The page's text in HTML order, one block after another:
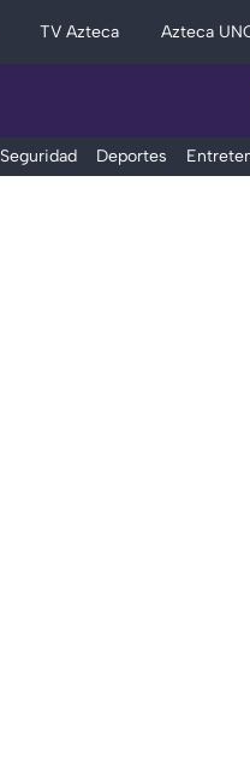
TV Azteca Azteca
Seguridad Deportes